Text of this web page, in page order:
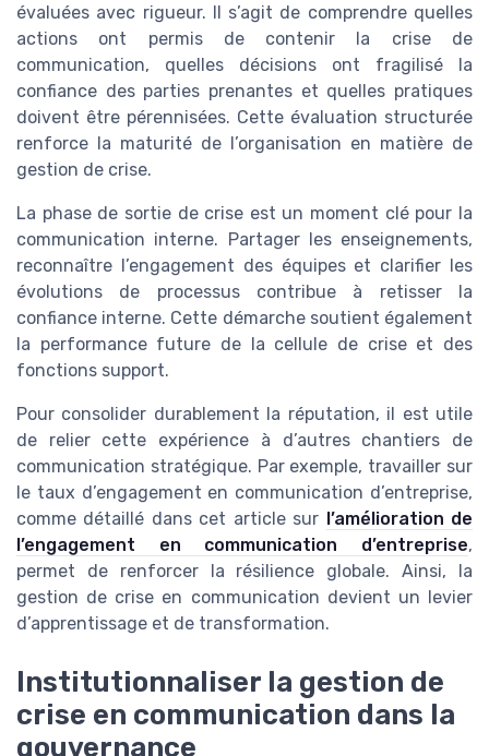
évaluées avec rigueur. Il s’agit de comprendre quelles
actions ont permis de contenir la crise de
communication, quelles décisions ont fragilisé la
confiance des parties prenantes et quelles pratiques
doivent être pérennisées. Cette évaluation structurée
renforce la maturité de l’organisation en matière de
gestion de crise.
La phase de sortie de crise est un moment clé pour la
communication interne. Partager les enseignements,
reconnaître l’engagement des équipes et clarifier les
évolutions de processus contribue à retisser la
confiance interne. Cette démarche soutient également
la performance future de la cellule de crise et des
fonctions support.
Pour consolider durablement la réputation, il est utile
de relier cette expérience à d’autres chantiers de
communication stratégique. Par exemple, travailler sur
le taux d’engagement en communication d’entreprise,
comme détaillé dans cet article sur l’amélioration de
l’engagement en communication d’entreprise,
permet de renforcer la résilience globale. Ainsi, la
gestion de crise en communication devient un levier
d’apprentissage et de transformation.
Institutionnaliser la gestion de
crise en communication dans la
gouvernance